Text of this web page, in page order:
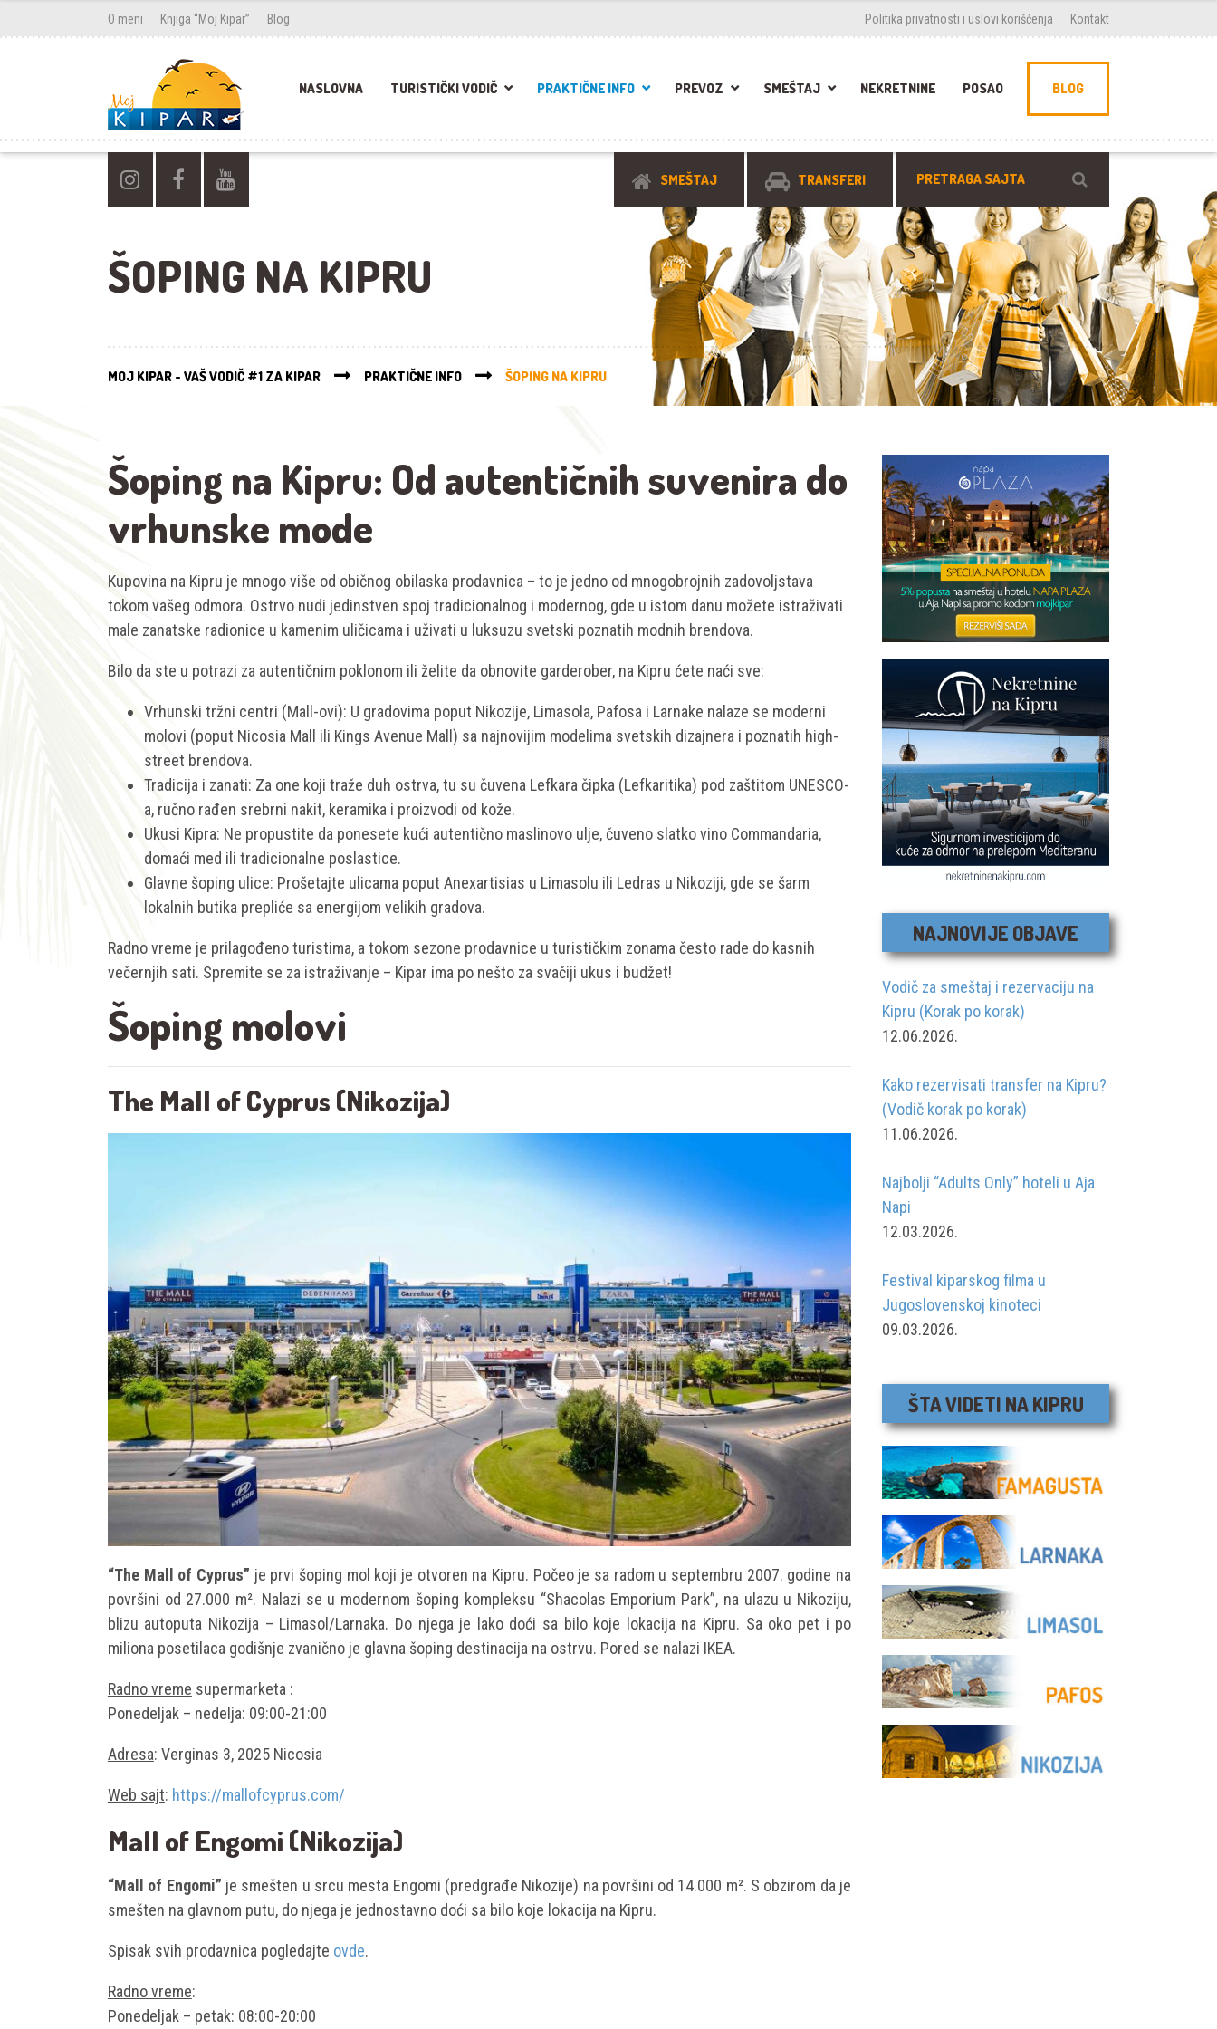
O meni Knjiga “Moj Kipar” Blog Politika privatnosti i uslovi korišćenja Kontakt
NASLOVNA TURISTIČKI VODIČ PRAKTIČNE INFO PREVOZ SMEŠTAJ NEKRETNINE POSAO BLOG
SMEŠTAJ TRANSFERI
ŠOPING NA KIPRU
MOJ KIPAR - VAŠ VODIČ #1 ZA KIPAR PRAKTIČNE INFO ŠOPING NA KIPRU
Šoping na Kipru: Od autentičnih suvenira do
vrhunske mode
Kupovina na Kipru je mnogo više od običnog obilaska prodavnica – to je jedno od mnogobrojnih zadovoljstava
tokom vašeg odmora. Ostrvo nudi jedinstven spoj tradicionalnog i modernog, gde u istom danu možete istraživati
male zanatske radionice u kamenim uličicama i uživati u luksuzu svetski poznatih modnih brendova.
Bilo da ste u potrazi za autentičnim poklonom ili želite da obnovite garderober, na Kipru ćete naći sve:
Vrhunski tržni centri (Mall-ovi): U gradovima poput Nikozije, Limasola, Pafosa i Larnake nalaze se moderni
molovi (poput Nicosia Mall ili Kings Avenue Mall) sa najnovijim modelima svetskih dizajnera i poznatih high-
street brendova.
Tradicija i zanati: Za one koji traže duh ostrva, tu su čuvena Lefkara čipka (Lefkaritika) pod zaštitom UNESCO-
a, ručno rađen srebrni nakit, keramika i proizvodi od kože.
Ukusi Kipra: Ne propustite da ponesete kući autentično maslinovo ulje, čuveno slatko vino Commandaria,
domaći med ili tradicionalne poslastice.
Glavne šoping ulice: Prošetajte ulicama poput Anexartisias u Limasolu ili Ledras u Nikoziji, gde se šarm
lokalnih butika prepliće sa energijom velikih gradova.
Radno vreme je prilagođeno turistima, a tokom sezone prodavnice u turističkim zonama često rade do kasnih
večernjih sati. Spremite se za istraživanje – Kipar ima po nešto za svačiji ukus i budžet!
Šoping molovi
The Mall of Cyprus (Nikozija)
“The Mall of Cyprus” je prvi šoping mol koji je otvoren na Kipru. Počeo je sa radom u septembru 2007. godine na
površini od 27.000 m². Nalazi se u modernom šoping kompleksu “Shacolas Emporium Park”, na ulazu u Nikoziju,
blizu autoputa Nikozija – Limasol/Larnaka. Do njega je lako doći sa bilo koje lokacija na Kipru. Sa oko pet i po
miliona posetilaca godišnje zvanično je glavna šoping destinacija na ostrvu. Pored se nalazi IKEA.
Radno vreme supermarketa :
Ponedeljak – nedelja: 09:00-21:00
Adresa: Verginas 3, 2025 Nicosia
Web sajt: https://mallofcyprus.com/
Mall of Engomi (Nikozija)
“Mall of Engomi” je smešten u srcu mesta Engomi (predgrađe Nikozije) na površini od 14.000 m². S obzirom da je
smešten na glavnom putu, do njega je jednostavno doći sa bilo koje lokacija na Kipru.
Spisak svih prodavnica pogledajte ovde.
Radno vreme:
Ponedeljak – petak: 08:00-20:00
NAJNOVIJE OBJAVE
Vodič za smeštaj i rezervaciju na
Kipru (Korak po korak)
12.06.2026.
Kako rezervisati transfer na Kipru?
(Vodič korak po korak)
11.06.2026.
Najbolji “Adults Only” hoteli u Aja
Napi
12.03.2026.
Festival kiparskog filma u
Jugoslovenskoj kinoteci
09.03.2026.
ŠTA VIDETI NA KIPRU